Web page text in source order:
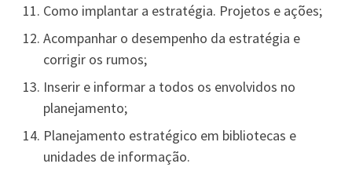
Como implantar a estratégia. Projetos e ações;
Acompanhar o desempenho da estratégia e
corrigir os rumos;
Inserir e informar a todos os envolvidos no
planejamento;
Planejamento estratégico em bibliotecas e
unidades de informação.